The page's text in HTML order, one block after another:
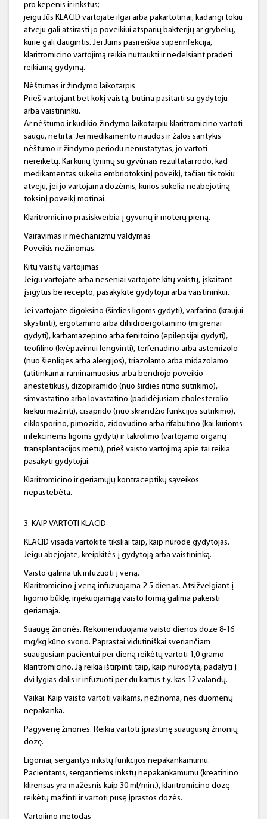
pro kepenis ir inkstus;
jeigu Jūs KLACID vartojate ilgai arba pakartotinai, kadangi tokiu
atveju gali atsirasti jo poveikiui atsparių bakterijų ar grybelių,
kurie gali daugintis. Jei Jums pasireiškia superinfekcija,
klaritromicino vartojimą reikia nutraukti ir nedelsiant pradėti
reikiamą gydymą.
Nėštumas ir žindymo laikotarpis
Prieš vartojant bet kokį vaistą, būtina pasitarti su gydytoju
arba vaistininku.
Ar nėštumo ir kūdikio žindymo laikotarpiu klaritromicino vartoti
saugu, netirta. Jei medikamento naudos ir žalos santykis
nėštumo ir žindymo periodu nenustatytas, jo vartoti
nereikėtų. Kai kurių tyrimų su gyvūnais rezultatai rodo, kad
medikamentas sukelia embriotoksinį poveikį, tačiau tik tokiu
atveju, jei jo vartojama dozėmis, kurios sukelia neabejotiną
toksinį poveikį motinai.
Klaritromicino prasiskverbia į gyvūnų ir moterų pieną.
Vairavimas ir mechanizmų valdymas
Poveikis nežinomas.
Kitų vaistų vartojimas
Jeigu vartojate arba neseniai vartojote kitų vaistų, įskaitant
įsigytus be recepto, pasakykite gydytojui arba vaistininkui.
Jei vartojate digoksino (širdies ligoms gydyti), varfarino (kraujui
skystinti), ergotamino arba dihidroergotamino (migrenai
gydyti), karbamazepino arba fenitoino (epilepsijai gydyti),
teofilino (kvėpavimui lengvinti), terfenadino arba astemizolo
(nuo šienligės arba alergijos), triazolamo arba midazolamo
(atitinkamai raminamuosius arba bendrojo poveikio
anestetikus), dizopiramido (nuo širdies ritmo sutrikimo),
simvastatino arba lovastatino (padidėjusiam cholesterolio
kiekiui mažinti), cisaprido (nuo skrandžio funkcijos sutrikimo),
ciklosporino, pimozido, zidovudino arba rifabutino (kai kurioms
infekcinėms ligoms gydyti) ir takrolimo (vartojamo organų
transplantacijos metu), prieš vaisto vartojimą apie tai reikia
pasakyti gydytojui.
Klaritromicino ir geriamųjų kontraceptikų sąveikos
nepastebėta.
3. KAIP VARTOTI KLACID
KLACID visada vartokite tiksliai taip, kaip nurodė gydytojas.
Jeigu abejojate, kreipkitės į gydytoją arba vaistininką.
Vaisto galima tik infuzuoti į veną.
Klaritromicino į veną infuzuojama 2-5 dienas. Atsižvelgiant į
ligonio būklę, injekuojamąją vaisto formą galima pakeisti
geriamąja.
Suaugę žmonės. Rekomenduojama vaisto dienos dozė 8-16
mg/kg kūno svorio. Paprastai vidutiniškai sveriančiam
suaugusiam pacientui per dieną reikėtų vartoti 1,0 gramo
klaritromicino. Ją reikia ištirpinti taip, kaip nurodyta, padalyti į
dvi lygias dalis ir infuzuoti per du kartus t.y. kas 12 valandų.
Vaikai. Kaip vaisto vartoti vaikams, nežinoma, nes duomenų
nepakanka.
Pagyvenę žmonės. Reikia vartoti įprastinę suaugusių žmonių
dozę.
Ligoniai, sergantys inkstų funkcijos nepakankamumu.
Pacientams, sergantiems inkstų nepakankamumu (kreatinino
klirensas yra mažesnis kaip 30 ml/min.), klaritromicino dozę
reikėtų mažinti ir vartoti pusę įprastos dozės.
Vartojimo metodas